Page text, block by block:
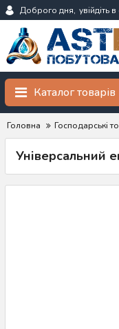
Доброго дня, увійдіть
Каталог товарів
Головна Господарські
Універсальний